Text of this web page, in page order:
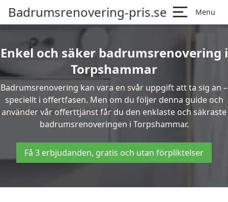
Badrumsrenovering-pris.se Menu
Enkel och säker badrumsrenovering i
Torpshammar
Badrumsrenovering kan vara en svår uppgift att ta sig an –
speciellt i offertfasen. Men om du följer denna guide och
använder vår offerttjänst får du den enklaste och säkraste
badrumsrenoveringen i Torpshammar.
Få 3 erbjudanden, gratis och utan förpliktelser